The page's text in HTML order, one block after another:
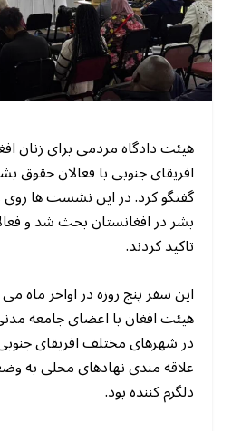
هیئت دادگاه مردمی برای زنان
افریقای جنوبی با فعالان حقوق
گفتگو کرد. در این نشست ها
بشر در افغانستان بحث شد و
تاکید کردند.
این سفر پنج روزه در اواخر ماه
هیئت افغان با اعضای جامعه
در شهرهای مختلف افریقای
علاقه مندی نهادهای محلی به
دلگرم کننده بود.